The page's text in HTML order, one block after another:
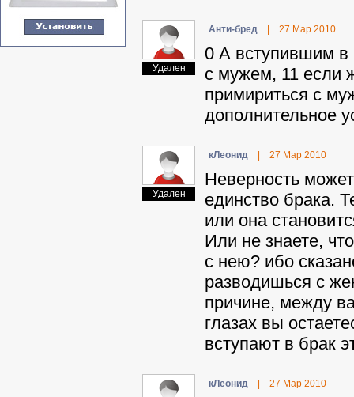
Удален
Aнти-бpeд 27 Мар 2010
0 А вступившим в
с мужем, 11 если
примириться с
дополнительное
Удален
кЛeoнид 27 Мар 2010
Неверность
единство брака.
или она
Или не знаете,
с нею? ибо
разводишься с
причине, между
глазах вы
вступают в брак
кЛeoнид 27 Мар 2010